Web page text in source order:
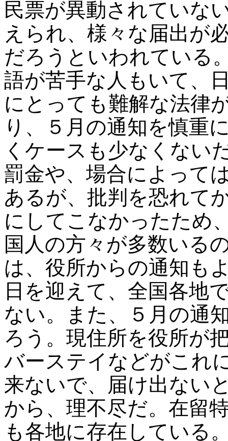
民票が異動されていな
えられ、様々な届出が
だろうといわれている
語が苦手な人もいて、
にとっても難解な法律
り、５月の通知を慎重
くケースも少なくない
罰金や、場合によって
あるが、批判を恐れて
にしてこなかったため
国人の方々が多数いる
は、役所からの通知も
日を迎えて、全国各地
ない。また、５月の通
ろう。現住所を役所が
バーステイなどがこれ
来ないで、届け出ない
から、理不尽だ。在留
も各地に存在している